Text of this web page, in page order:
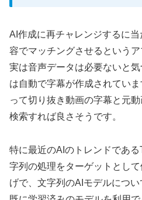
AI作成に再チャレンジするに
容でマッチングさせるというア
実は音声データは必要ないと
は自動で字幕が作成されてい
って切り抜き動画の字幕と元
検索すれば良さそうです。
特に最近のAIのトレンドであ
字列の処理をターゲットとし
げで、文字列のAIモデルにつ